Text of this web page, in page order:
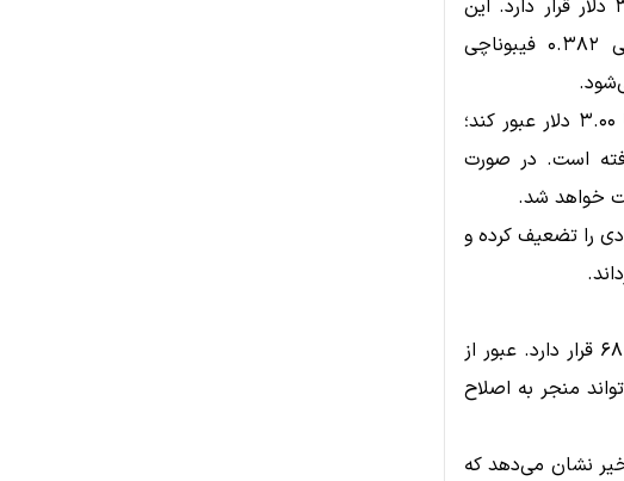
در حال حاضر، محدوده مقاومتی مهم NEAR بین ۳.۴۰ تا ۳.۷۷ دلار قرار دارد. این
ناحیه با میانگین متحرک نمایی ۲۰۰ هفته‌ای و سطح اصلاحی ۰.۳۸۲ فیبوناچی
قبل از رسیدن به این سطح، قیمت باید از محدوده عرضه ۲.۸۰ تا ۳.۰۰ دلار عبور کند؛
است. در صورت
خواهد شد.
ساختار صعودی را تضعیف کرده و
شاخص قدرت نسبی (RSI) در تایم‌فریم هفتگی اکنون نزدیک عدد ۶۸ قرار دارد. عبور از
منجر به اصلاح
نشان می‌دهد که